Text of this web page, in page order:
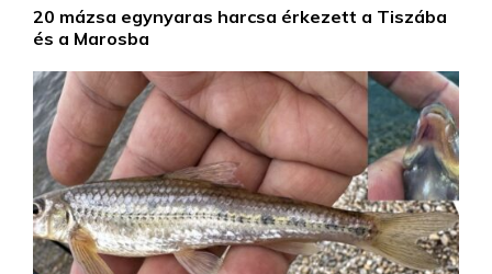
20 mázsa egynyaras harcsa érkezett a Tiszába
és a Marosba